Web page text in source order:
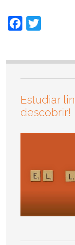
Facebook
Estudiar
descobrir!